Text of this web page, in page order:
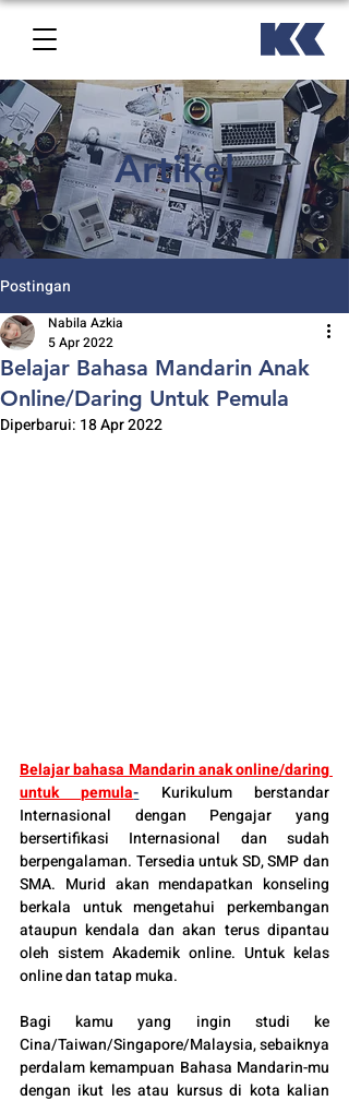
Artikel
Postingan
Belajar Bahasa Mandarin Anak
Online/Daring Untuk Pemula
Nabila Azkia
5 Apr 2022
Diperbarui: 18 Apr 2022
Belajar bahasa Mandarin anak online/daring
untuk pemula-
Kurikulum berstandar
Internasional dengan Pengajar yang
bersertifikasi Internasional dan sudah
berpengalaman. Tersedia untuk SD, SMP dan
SMA. Murid akan mendapatkan konseling
berkala untuk mengetahui perkembangan
ataupun kendala dan akan terus dipantau
oleh sistem Akademik online. Untuk kelas
online dan tatap muka.
Bagi kamu yang ingin studi ke
Cina/Taiwan/Singapore/Malaysia, sebaiknya
perdalam kemampuan Bahasa Mandarin-mu
dengan ikut les atau kursus di kota kalian